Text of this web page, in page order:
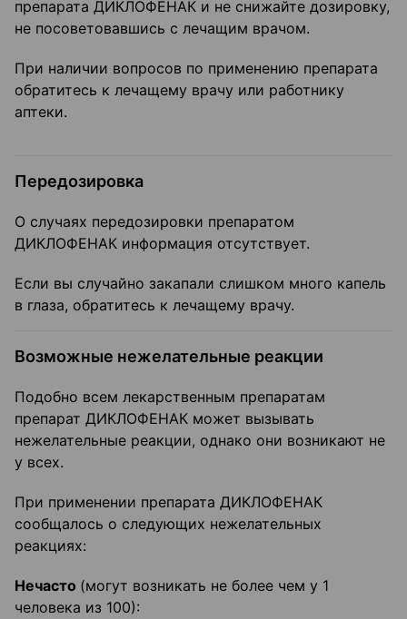
препарата ДИКЛОФЕНАК и не снижайте дозировку,
не посоветовавшись с лечащим врачом.
При наличии вопросов по применению препарата
обратитесь к лечащему врачу или работнику
аптеки.
Передозировка
О случаях передозировки препаратом
ДИКЛОФЕНАК информация отсутствует.
Если вы случайно закапали слишком много капель
в глаза, обратитесь к лечащему врачу.
Возможные нежелательные реакции
Подобно всем лекарственным препаратам
препарат ДИКЛОФЕНАК может вызывать
нежелательные реакции, однако они возникают не
у всех.
При применении препарата ДИКЛОФЕНАК
сообщалось о следующих нежелательных
реакциях:
Нечасто (могут возникать не более чем у 1
человека из 100):